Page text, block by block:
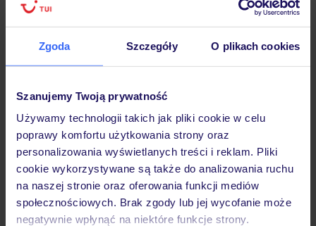
Zgoda Szczegóły O plikach cookies
Szanujemy Twoją prywatność
Używamy technologii takich jak pliki cookie w celu
poprawy komfortu użytkowania strony oraz
personalizowania wyświetlanych treści i reklam. Pliki
cookie wykorzystywane są także do analizowania ruchu
na naszej stronie oraz oferowania funkcji mediów
społecznościowych. Brak zgody lub jej wycofanie może
negatywnie wpłynąć na niektóre funkcje strony.
Hotel
Opinie
Pokoje
Wyżywienie